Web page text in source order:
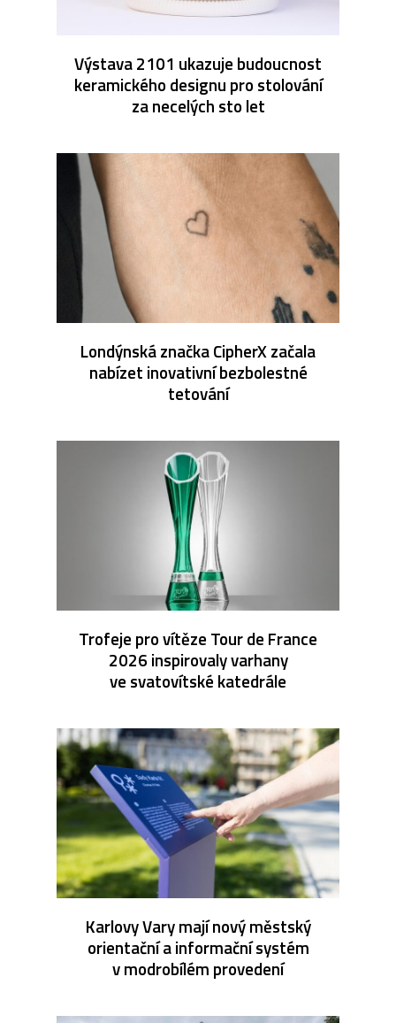
Výstava 2101 ukazuje budoucnost
keramického designu pro stolování
za necelých sto let
Londýnská značka CipherX začala
nabízet inovativní bezbolestné
tetování
Trofeje pro vítěze Tour de France
2026 inspirovaly varhany
ve svatovítské katedrále
Karlovy Vary mají nový městský
orientační a informační systém
v modrobílém provedení